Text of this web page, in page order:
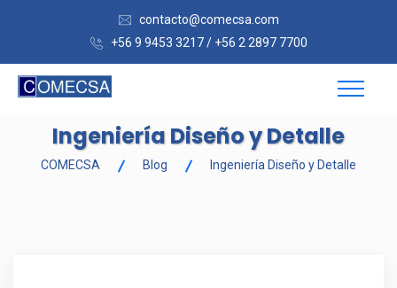
contacto@comecsa.com
+56 9 9453 3217 / +56 2 2897 7700
Ingeniería Diseño y Detalle
COMECSA Blog Ingeniería Diseño y Detalle